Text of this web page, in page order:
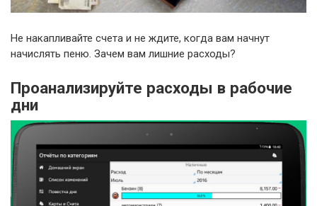
Не накапливайте счета и не ждите, когда вам начнут
начислять пеню. Зачем вам лишние расходы?
Проанализируйте расходы в рабочие
дни